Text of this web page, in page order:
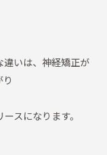
いは、神経矯正が
スになります。